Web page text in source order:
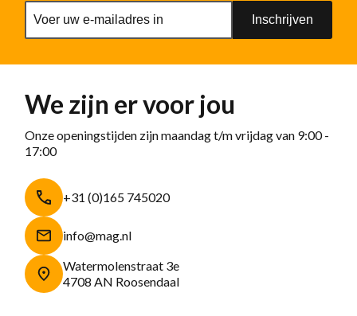
Inschrijven
We zijn er voor jou
Onze openingstijden zijn maandag t/m vrijdag van 9:00 -
17:00
+31 (0)165 745020
info@mag.nl
Watermolenstraat 3e
4708 AN Roosendaal